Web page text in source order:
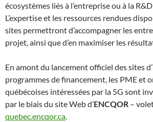
écosystèmes liés à l’entreprise ou à la
L’expertise et les ressources rendues
sites permettront d’accompagner les
projet, ainsi que d’en maximiser les
En amont du lancement officiel des sites
programmes de financement, les PME et
québécoises intéressées par la 5G sont
par le biais du site Web d’ENCQOR –
quebec.encqor.ca.